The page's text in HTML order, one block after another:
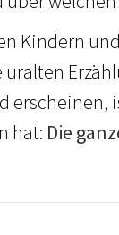
Kindern
erscheinen,
hat: Die